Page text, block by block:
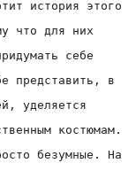
история этого
что для них
себе
представить, в
уделяется
костюмам.
безумные. На